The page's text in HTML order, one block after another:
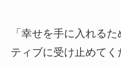
「幸せを手に入れる
ティブに受け止めてく